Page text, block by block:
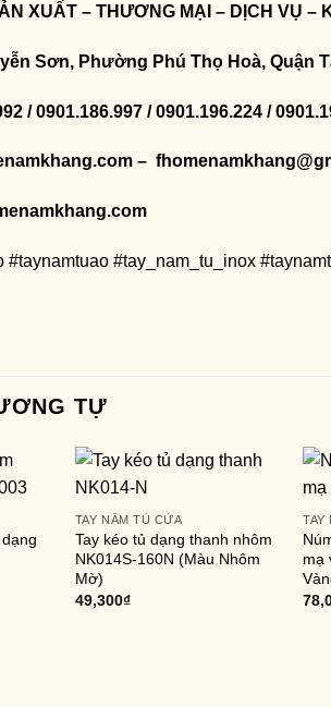
XUẤT – THƯƠNG MẠI – DỊCH VỤ –
Sơn, Phường Phú Thọ Hoà, Quận
/ 0901.186.997 / 0901.196.224 /
–
#taynamtuao #tay_nam_tu_inox
TỰ
TAY NẮM TỦ CỬA
Tay kéo tủ dạng thanh nhôm
NK014S-160N (Màu Nhôm
Mờ)
49,300₫
TAY
mạ